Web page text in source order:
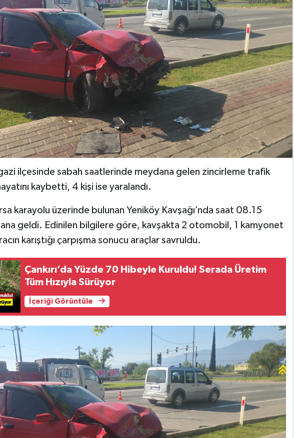
ilçesinde sabah saatlerinde meydana gelen zincirleme trafik
kaybetti, 4 kişi ise yaralandı.
karayolu üzerinde bulunan Yeniköy Kavşağı’nda saat 08.15
geldi. Edinilen bilgilere göre, kavşakta 2 otomobil, 1 kamyonet
karıştığı çarpışma sonucu araçlar savruldu.
Çankırı’da Yüzde 70 Hibeyle Kuruldu! Serada Üretim
Tüm Hızıyla Sürüyor
İçeriği Görüntüle